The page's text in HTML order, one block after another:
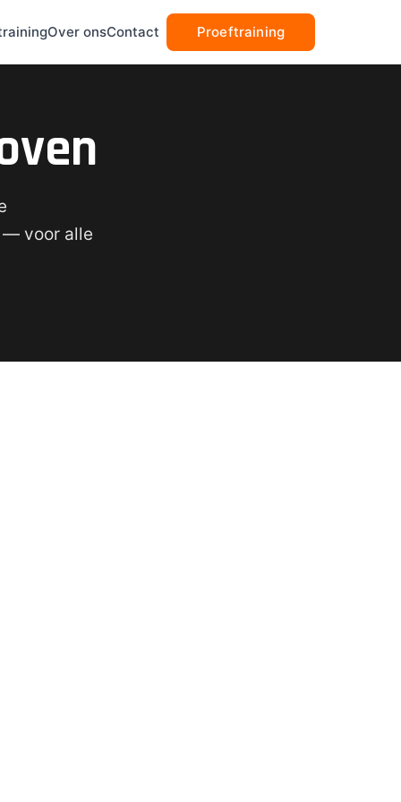
Over onsContact Proeftraining
— voor alle